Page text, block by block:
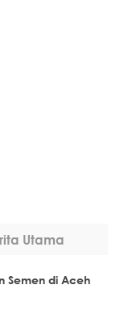
Utama
Semen di Aceh